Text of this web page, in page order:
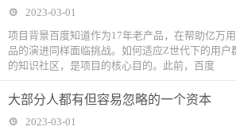
2023-03-01
项目背景百度知道作为17年老产品，在帮助亿万
品的演进同样面临挑战。如何适应Z世代下的用户
的知识社区，是项目的核心目的。此前，百度
大部分人都有但容易忽略的一个资本
2023-03-01